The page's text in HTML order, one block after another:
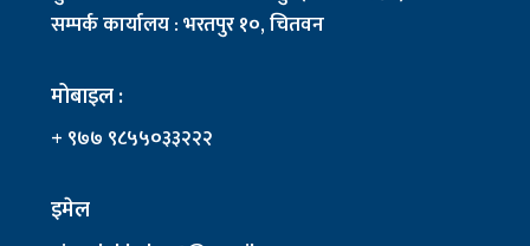
सम्पर्क कार्यालय : भरतपुर १०, चितवन
मोबाइल :
+ ९७७ ९८५५०३३२२२
इमेल